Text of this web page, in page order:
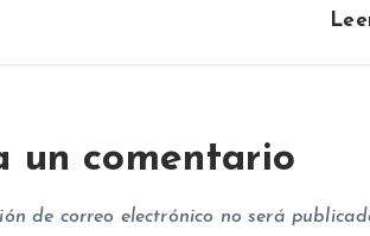
un comentario
de correo electrónico no será